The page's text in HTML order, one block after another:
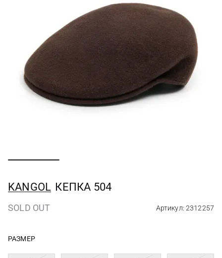
KANGOL КЕПКА 504
SOLD OUT Артикул: 2312257
РАЗМЕР